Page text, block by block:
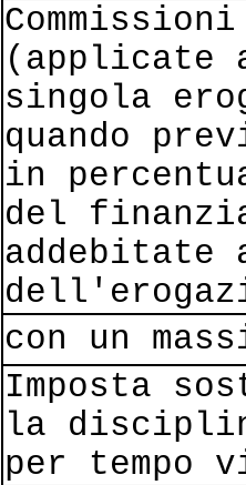
(applicate
singola
quando
in
del
con un
Imposta
la
per tempo